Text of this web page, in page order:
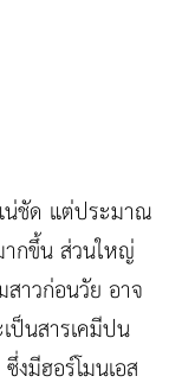
น่ชัด แต่ประมาณ
ากขึ้น ส่วนใหญ่
สาวก่อนวัย อาจ
ป็นสารเคมีปน
งมีฮอร์โมนเอส